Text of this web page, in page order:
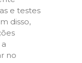
e testes
disso,
no